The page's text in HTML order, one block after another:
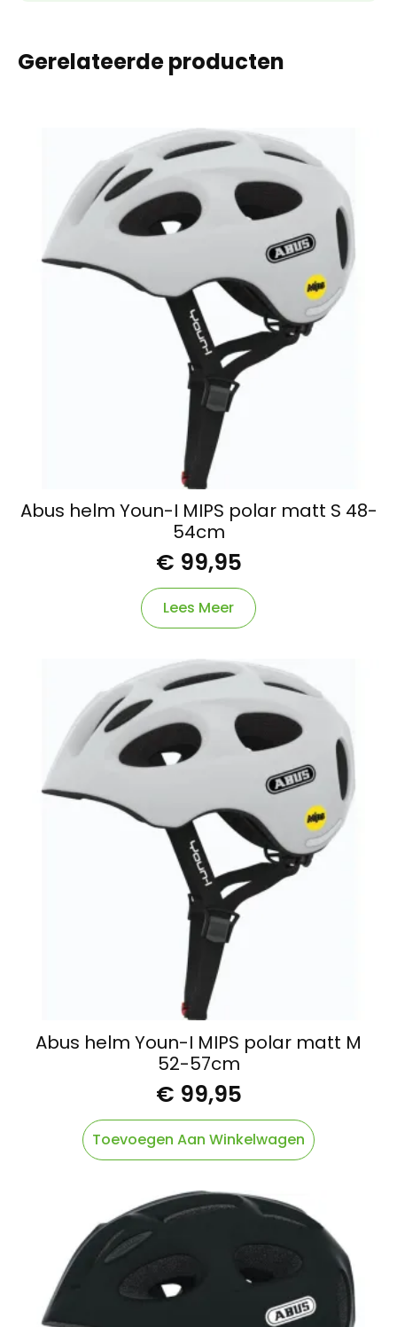
Gerelateerde producten
Abus helm Youn-I MIPS polar matt S 48-
54cm
€ 99,95
Lees Meer
Abus helm Youn-I MIPS polar matt M
52-57cm
€ 99,95
Toevoegen Aan Winkelwagen